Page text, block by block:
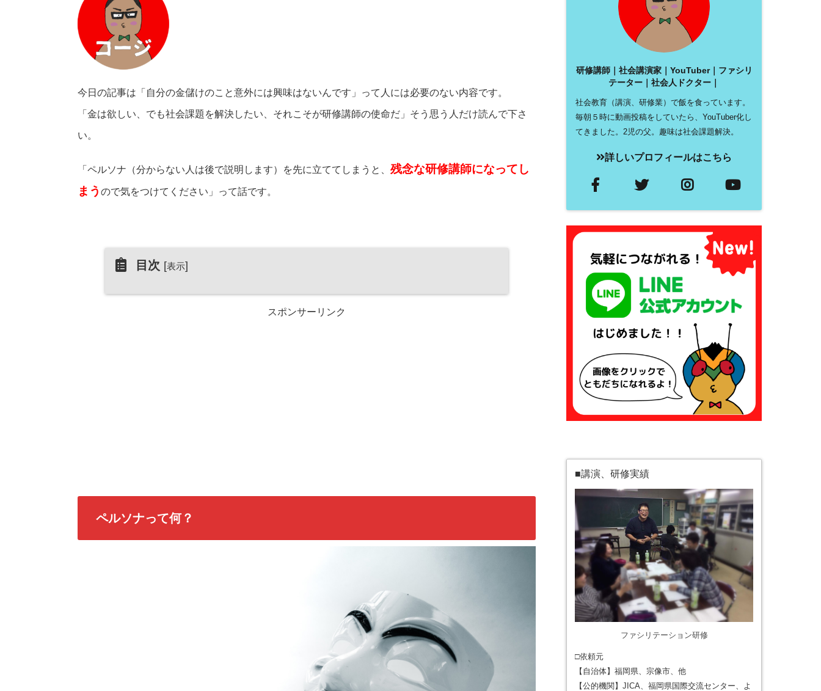
今日の記事は「自分の金儲けのこと意外には興味はないんです」って人には必要のない内容です。
「金は欲しい、でも社会課題を解決したい、それこそが研修講師の使命だ」そう思う人だけ読んで下さ
い。
「ペルソナ（分からない人は後で説明します）を先に立ててしまうと、 残念な研修講師になってし
まう ので気をつけてください」って話です。
目次 [表示]
スポンサーリンク
ペルソナって何？
研修講師｜社会講演家｜YouTuber｜ファシリ
テーター｜社会人ドクター｜
社会教育（講演、研修業）で飯を食っています。
毎朝５時に動画投稿をしていたら、YouTuber化し
てきました。2児の父。趣味は社会課題解決。
詳しいプロフィールはこちら
■講演、研修実績
ファシリテーション研修
□依頼元
【自治体】福岡県、宗像市、他
【公的機関】JICA、福岡県国際交流センター、よ